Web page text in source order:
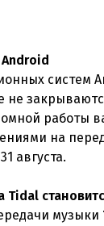
систем
работы
на
августа.
Tidal
музыки